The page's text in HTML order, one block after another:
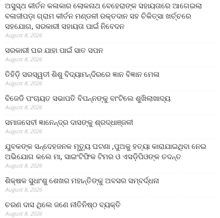
ଅସୁସ୍ଥ କୀର୍ତନ କଳାକାର ଲୋକନାଥ ବେହେରାଙ୍କ ସହାୟତାରେ ଆଗେଇଲା
ବଳାଜୀପଡ଼ା ଗ୍ରାମ କୀର୍ତନ ମଣ୍ଡଳୀ ରକ୍ତଦାନ ସହ ଚିକିତ୍ସା ଖର୍ଚ୍ଚରେ
ସହଯୋଗ, ସରକାରୀ ସହାୟତା ପାଇଁ ନିବେଦନ
August 8, 2026
ସରକାରୀ ଘର ଯାହା ପାଇଁ ସାତ ସପନ
August 8, 2026
ତିହିଡି଼ ସରସ୍ୱତୀ ଶିଶୁ ବିଦ୍ୟାମନ୍ଦିରରେ ଜ୍ଞାନ ବିଜ୍ଞାନ ମେଳା
August 8, 2026
ବିଜେଡି ପଂଚାୟତ ସଭାପତି ବିପନ୍ନଙ୍କୁ ବାଂଟିଲେ ଶୁଖିଲାଖାଦ୍ୟ
August 8, 2026
ସମାଜସେବୀ ଜ୍ଞାନେନ୍ଦ୍ର ଦାସଙ୍କୁ ଶ୍ରଦ୍ଧାଞ୍ଜଳୀ
August 8, 2026
ଯୁବକଙ୍କ ସନ୍ଦେହଜନକ ମୃତ୍ୟୁ ଘଟଣା ,ପୁଅକୁ ହତ୍ୟା କାରାଯାଇଥିବା ନେଇ
ଅଭିଯୋଗ କଲେ ମା, ସାଇଂଟିଫିକ ଟିମର ଓ ଏସଡ଼ିପିଓଙ୍କ ତଦନ୍ତ
August 8, 2026
ଶିକ୍ଷକ ସୁଧାଂଶୁ ଶେଖର ମହାନ୍ତିଙ୍କୁ ଅବସର ସମ୍ବର୍ଦ୍ଧନା
August 8, 2026
ଚରଣ ଦାସ ଥିଲେ ଜଣେ ନୀତିନିଷ୍ଠ ବ୍ୟକ୍ତି
August 8, 2026